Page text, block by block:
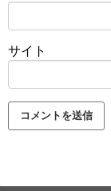
サイト